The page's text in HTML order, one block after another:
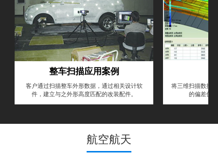
整车扫描应用案例
客户通过扫描整车外形数据，通过相关设计软
件，建立与之外形高度匹配的改装配件。
将三维扫描数据
的偏差值
航空航天